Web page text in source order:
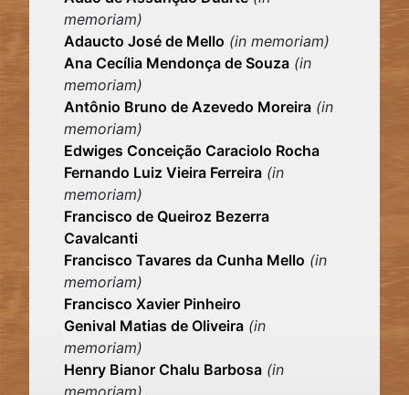
memoriam)
Adaucto José de Mello (in memoriam)
Ana Cecília Mendonça de Souza (in
memoriam)
Antônio Bruno de Azevedo Moreira (in
memoriam)
Edwiges Conceição Caraciolo Rocha
Fernando Luiz Vieira Ferreira (in
memoriam)
Francisco de Queiroz Bezerra
Cavalcanti
Francisco Tavares da Cunha Mello (in
memoriam)
Francisco Xavier Pinheiro
Genival Matias de Oliveira (in
memoriam)
Henry Bianor Chalu Barbosa (in